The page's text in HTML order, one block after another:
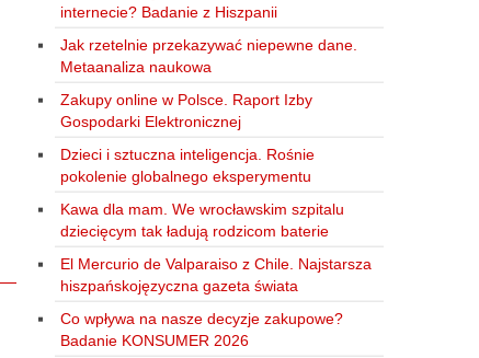
internecie? Badanie z Hiszpanii
Jak rzetelnie przekazywać niepewne dane.
Metaanaliza naukowa
Zakupy online w Polsce. Raport Izby
Gospodarki Elektronicznej
Dzieci i sztuczna inteligencja. Rośnie
pokolenie globalnego eksperymentu
Kawa dla mam. We wrocławskim szpitalu
dziecięcym tak ładują rodzicom baterie
El Mercurio de Valparaiso z Chile. Najstarsza
hiszpańskojęzyczna gazeta świata
Co wpływa na nasze decyzje zakupowe?
Badanie KONSUMER 2026